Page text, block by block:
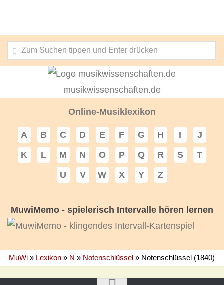
musikwissenschaften.de
Online-Musiklexikon
A B C D E F G H I
J
K
L M N O P Q R S
T
U
V W X Y Z
MuwiMemo - spielerisch Intervalle hören lernen
MuWi » Lexikon » N » Notenschlüssel » Notenschlüssel (1840)